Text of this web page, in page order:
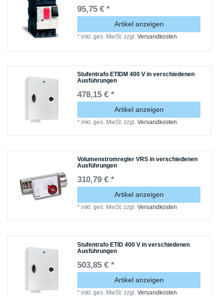
95,75 € *
Artikel anzeigen
*inkl. ges. MwSt. zzgl.Versandkosten
Stufentrafo ETIDM 400 V in verschiedenen
Ausführungen
478,15 € *
Artikel anzeigen
*inkl. ges. MwSt. zzgl.Versandkosten
Volumenstromregler VRS in verschiedenen
Ausführungen
310,79 € *
Artikel anzeigen
*inkl. ges. MwSt. zzgl.Versandkosten
Stufentrafo ETID 400 V in verschiedenen
Ausführungen
503,85 € *
Artikel anzeigen
*inkl. ges. MwSt. zzgl.Versandkosten